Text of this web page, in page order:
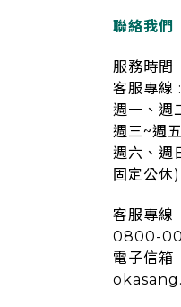
聯絡我們
服務時間
客服專
週一、
週三~週
週六、週
固定公休)
客服專線
0800-
電子信箱